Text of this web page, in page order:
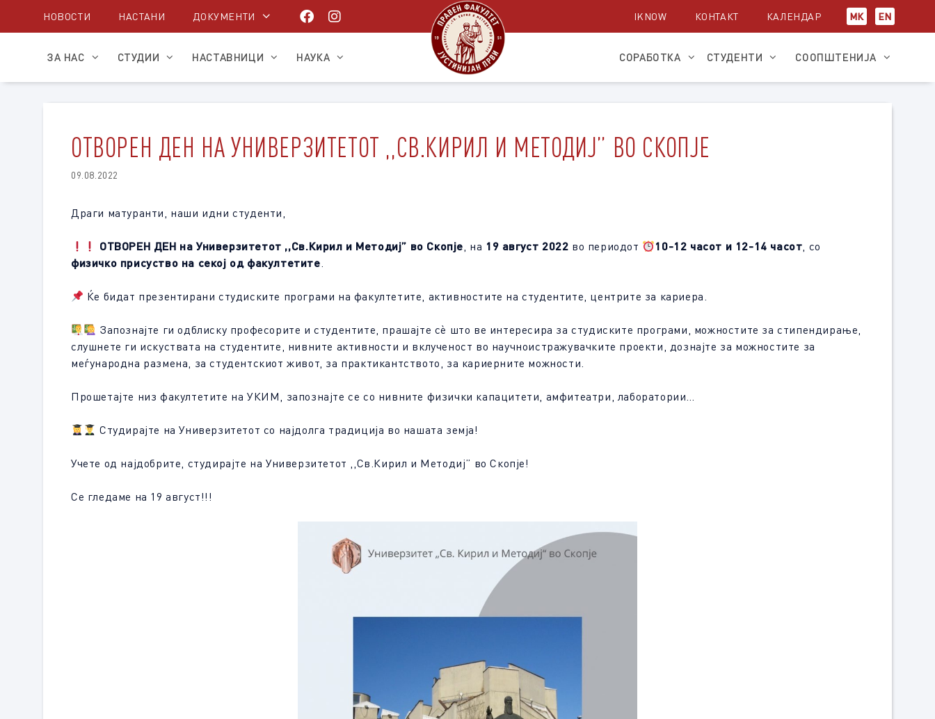
НОВОСТИ НАСТАНИ ДОКУМЕНТИ IKNOW КОНТАКТ КАЛЕНДАР МК EN
ЗА НАС СТУДИИ НАСТАВНИЦИ НАУКА СОРАБОТКА СТУДЕНТИ СООПШТЕНИЈА
ОТВОРЕН ДЕН НА УНИВЕРЗИТЕТОТ ,,СВ.КИРИЛ И МЕТОДИЈ” ВО СКОПЈЕ
09.08.2022
Драги матуранти, наши идни студенти,
ОТВОРЕН ДЕН на Универзитетот ,,Св.Кирил и Методиј” во Скопје, на 19 август 2022 во периодот 10-12 часот и 12-14 часот, со
физичко присуство на секој од факултетите.
Ќе бидат презентирани студиските програми на факултетите, активностите на студентите, центрите за кариера.
Запознајте ги одблиску професорите и студентите, прашајте сè што ве интересира за студиските програми, можностите за стипендирање,
слушнете ги искуствата на студентите, нивните активности и вклученост во научноистражувачките проекти, дознајте за можностите за
меѓународна размена, за студентскиот живот, за практикантството, за кариерните можности.
Прошетајте низ факултетите на УКИМ, запознајте се со нивните физички капацитети, амфитеатри, лаборатории…
Студирајте на Универзитетот со најдолга традиција во нашата земја!
Учете од најдобрите, студирајте на Универзитетот ,,Св.Кирил и Методиј” во Скопје!
Се гледаме на 19 август!!!